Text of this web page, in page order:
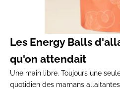
Les Energy Balls
qu'on attendait
Une main libre. Toujours une
quotidien des mamans